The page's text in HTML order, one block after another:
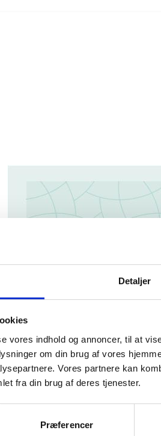
Detaljer
vores indhold og annoncer, til at
om din brug af vores
Vores partnere kan
fra din brug af deres tjenester.
Præferencer